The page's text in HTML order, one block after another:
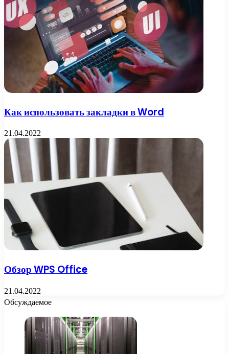
Как использовать закладки в Word
21.04.2022
Обзор WPS Office
21.04.2022
Обсуждаемое